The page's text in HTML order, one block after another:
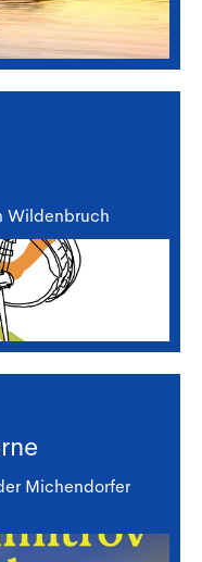
Wildenbruch
Michendorfer